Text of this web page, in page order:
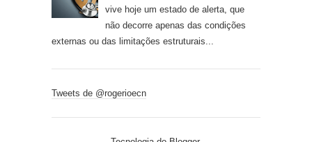
vive hoje um estado de alerta, que
não decorre apenas das condições
externas ou das limitações estruturais...
Tweets de @rogerioecn